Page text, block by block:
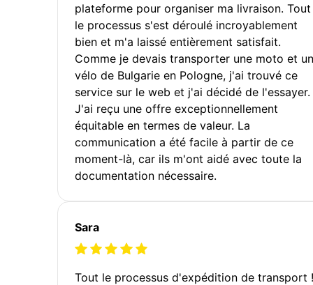
plateforme pour organiser ma livraison. Tout
le processus s'est déroulé incroyablement
bien et m'a laissé entièrement satisfait.
Comme je devais transporter une moto et un
vélo de Bulgarie en Pologne, j'ai trouvé ce
service sur le web et j'ai décidé de l'essayer.
J'ai reçu une offre exceptionnellement
équitable en termes de valeur. La
communication a été facile à partir de ce
moment-là, car ils m'ont aidé avec toute la
documentation nécessaire.
Sara
Tout le processus d'expédition de transport !